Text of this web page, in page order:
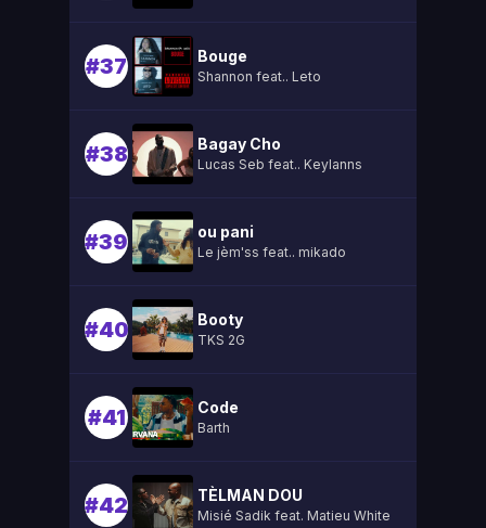
#37 Bouge
Shannon feat.. Leto
#38 Bagay Cho
Lucas Seb feat.. Keylanns
#39 ou pani
Le jèm'ss feat.. mikado
#40 Booty
TKS 2G
#41 Code
Barth
#42 TÈLMAN DOU
Misié Sadik feat. Matieu White